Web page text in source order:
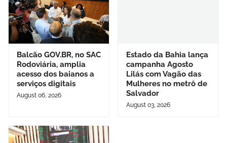
Balcão GOV.BR, no SAC
Rodoviária, amplia
acesso dos baianos a
serviços digitais
August 06, 2026
Estado da Bahia lança
campanha Agosto
Lilás com Vagão das
Mulheres no metrô de
Salvador
August 03, 2026